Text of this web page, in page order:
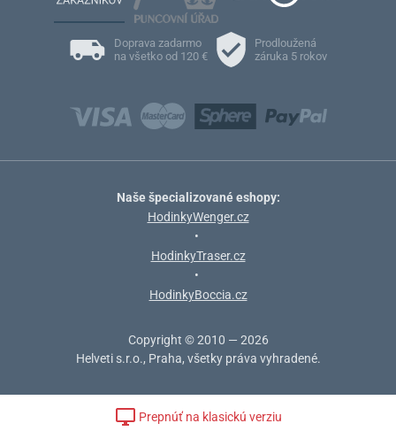
Doprava zadarmo
na všetko od 120 €
Prodloužená
záruka 5 rokov
Naše špecializované eshopy:
HodinkyWenger.cz
•
HodinkyTraser.cz
•
HodinkyBoccia.cz
Copyright © 2010 — 2026
Helveti s.r.o., Praha, všetky práva vyhradené.
Prepnúť na klasickú verziu